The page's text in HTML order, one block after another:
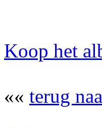
Koop het
«« terug